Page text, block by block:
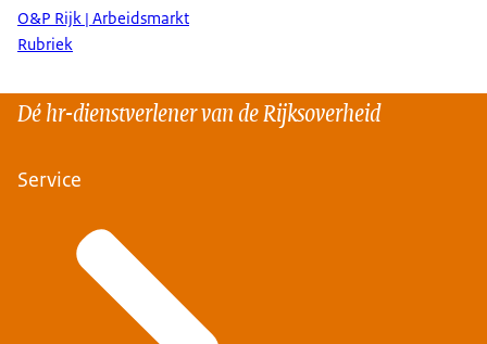
O&P Rijk | Arbeidsmarkt
Rubriek
Dé hr-dienstverlener van de Rijksoverheid
Service